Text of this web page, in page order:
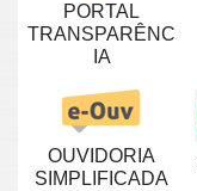
PORTAL
TRANSPARÊNC
IA
OUVIDORIA
SIMPLIFICADA